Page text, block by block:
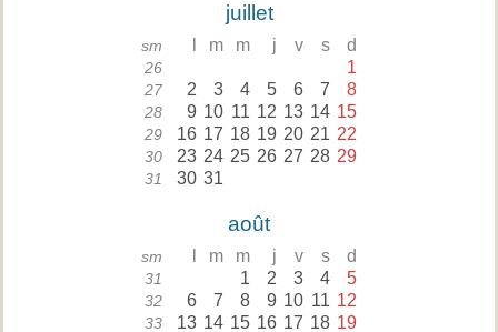
juillet
sm m m j v s d
26 1
27 2 3 4 5 6 7 8
28 9 10 11 12 13 14 15
29 16 17 18 19 20 21 22
30 23 24 25 26 27 28 29
31 30 31
août
sm m m j v s d
31 1 2 3 4 5
32 6 7 8 9 10 11 12
33 13 14 15 16 17 18 19